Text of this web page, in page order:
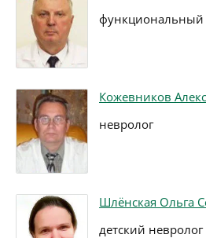
функциональный
Кожевников
невролог
Шлёнская Ольга
детский невролог